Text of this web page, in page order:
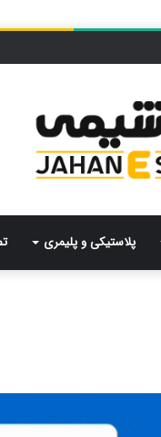
پلاستیکی و پلیمری